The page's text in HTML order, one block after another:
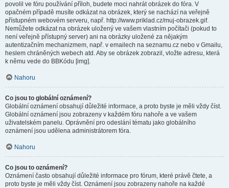
povolil ve fóru používání příloh, budete moci nahrát obrázek do fóra. V
opačném případě musíte odkázat na obrázek, který se nachází na veřejně
přístupném webovém serveru, např. http://www.priklad.cz/muj-obrazek.gif.
Nemůžete odkázat na obrázek uložený ve vašem vlastním počítači (pokud to
není veřejně přístupný server) ani na obrázky uložené za nějakým
autentizačním mechanizmem, např. v emailech na seznamu.cz nebo v Gmailu,
heslem chráněných webech atd. Aby se obrázek zobrazil, vložte adresu, která
k němu vede do BBKódu [img].
Nahoru
Co jsou to globální oznámení?
Globální oznámení obsahují důležité informace, a proto byste je měli vždy číst.
Globální oznámení jsou zobrazeny v každém fóru nahoře a ve vašem
uživatelském panelu. Oprávnění pro odeslání tématu jako globálního
oznámení jsou udělena administrátorem fóra.
Nahoru
Co jsou to oznámení?
Oznámení často obsahují důležité informace pro fórum, které právě čtete, a
proto byste je měli vždy číst. Oznámení jsou zobrazeny nahoře na každé